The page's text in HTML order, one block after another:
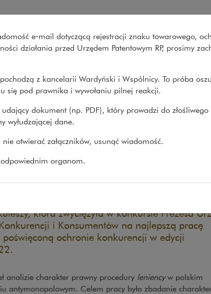
Co robimy O nas Nasze
Książki> Procedura leniency w polskim...
leniency w polskim
antymonopolowym
która zwyciężyła w konkursie Prezesa
i Konsumentów na najlepszą pracę
poświęconą ochronie konkurencji w edycji
analizie charakter prawny procedury leniencyw polskim
antymonopolowym. Celem pracy było zbadanie
e‑mail dotyczącą rejestracji znaku towarowego,
działania przed Urzędem Patentowym RP, prosimy
z kancelarii Wardyński i Wspólnicy. To próba
się pod prawnika i wywołaniu pilnej reakcji.
dokument (np. PDF), który prowadzi do złośliwego
wyłudzającej dane.
otwierać załączników, usunąć wiadomość.
odpowiednim organom.